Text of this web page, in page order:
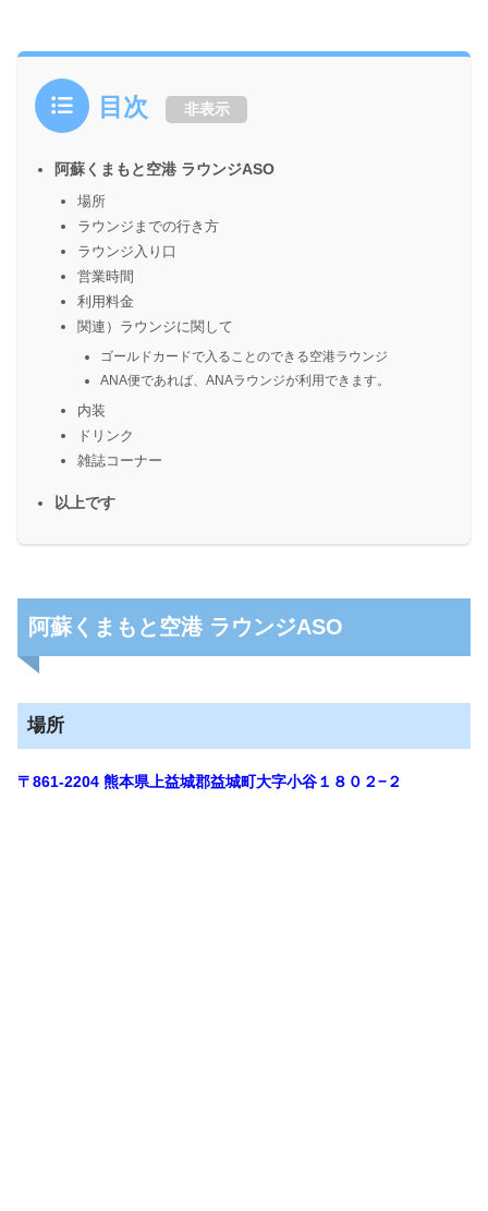
目次 非表示
阿蘇くまもと空港 ラウンジASO
場所
ラウンジまでの行き方
ラウンジ入り口
営業時間
利用料金
関連）ラウンジに関して
ゴールドカードで入ることのできる空港ラウンジ
ANA便であれば、ANAラウンジが利用できます。
内装
ドリンク
雑誌コーナー
以上です
阿蘇くまもと空港 ラウンジASO
場所
〒861-2204 熊本県上益城郡益城町大字小谷１８０２−２